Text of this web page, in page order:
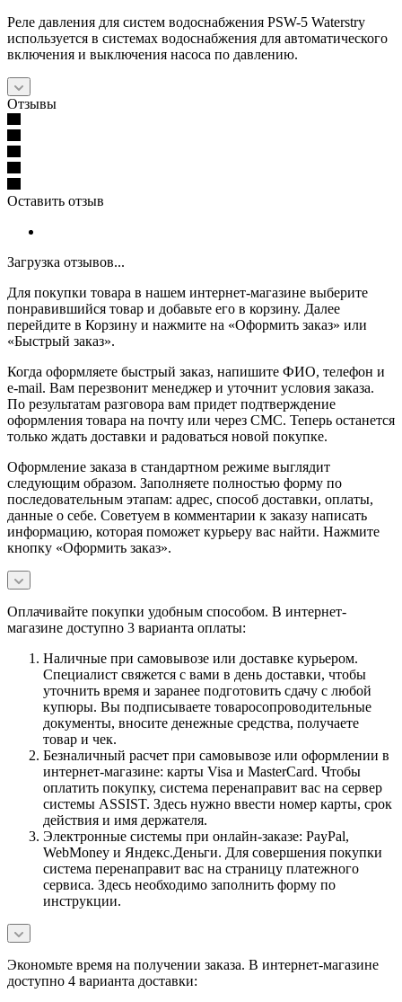
Реле давления для систем водоснабжения PSW-5 Waterstry
используется в системах водоснабжения для автоматического
включения и выключения насоса по давлению.
Отзывы
Оставить отзыв
Загрузка отзывов...
Для покупки товара в нашем интернет-магазине выберите
понравившийся товар и добавьте его в корзину. Далее
перейдите в Корзину и нажмите на «Оформить заказ» или
«Быстрый заказ».
Когда оформляете быстрый заказ, напишите ФИО, телефон и
e-mail. Вам перезвонит менеджер и уточнит условия заказа.
По результатам разговора вам придет подтверждение
оформления товара на почту или через СМС. Теперь останется
только ждать доставки и радоваться новой покупке.
Оформление заказа в стандартном режиме выглядит
следующим образом. Заполняете полностью форму по
последовательным этапам: адрес, способ доставки, оплаты,
данные о себе. Советуем в комментарии к заказу написать
информацию, которая поможет курьеру вас найти. Нажмите
кнопку «Оформить заказ».
Оплачивайте покупки удобным способом. В интернет-
магазине доступно 3 варианта оплаты:
Наличные при самовывозе или доставке курьером.
Специалист свяжется с вами в день доставки, чтобы
уточнить время и заранее подготовить сдачу с любой
купюры. Вы подписываете товаросопроводительные
документы, вносите денежные средства, получаете
товар и чек.
Безналичный расчет при самовывозе или оформлении в
интернет-магазине: карты Visa и MasterCard. Чтобы
оплатить покупку, система перенаправит вас на сервер
системы ASSIST. Здесь нужно ввести номер карты, срок
действия и имя держателя.
Электронные системы при онлайн-заказе: PayPal,
WebMoney и Яндекс.Деньги. Для совершения покупки
система перенаправит вас на страницу платежного
сервиса. Здесь необходимо заполнить форму по
инструкции.
Экономьте время на получении заказа. В интернет-магазине
доступно 4 варианта доставки: